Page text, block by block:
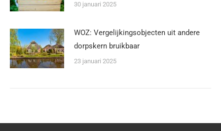
30 januari 2025
WOZ: Vergelijkingsobjecten uit andere
dorpskern bruikbaar
23 januari 2025